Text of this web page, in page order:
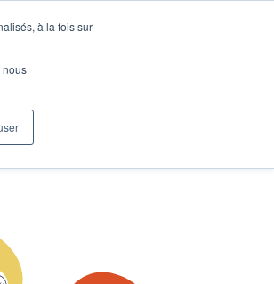
à la fois sur
nous
Je découvre les ateliers